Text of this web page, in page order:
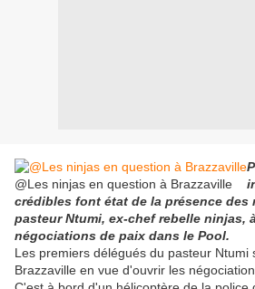
@Les ninjas en question à Brazzaville
crédibles font état de la présence des
pasteur Ntumi, ex-chef rebelle ninjas,
négociations de paix dans le Pool.
Les premiers délégués du pasteur Ntumi
Brazzaville en vue d'ouvrir les